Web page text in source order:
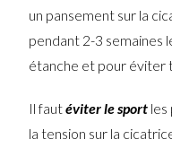
un pansement sur la
pendant 2-3 semaines
étanche et pour éviter
Il fautéviter le sport les
la tension sur la